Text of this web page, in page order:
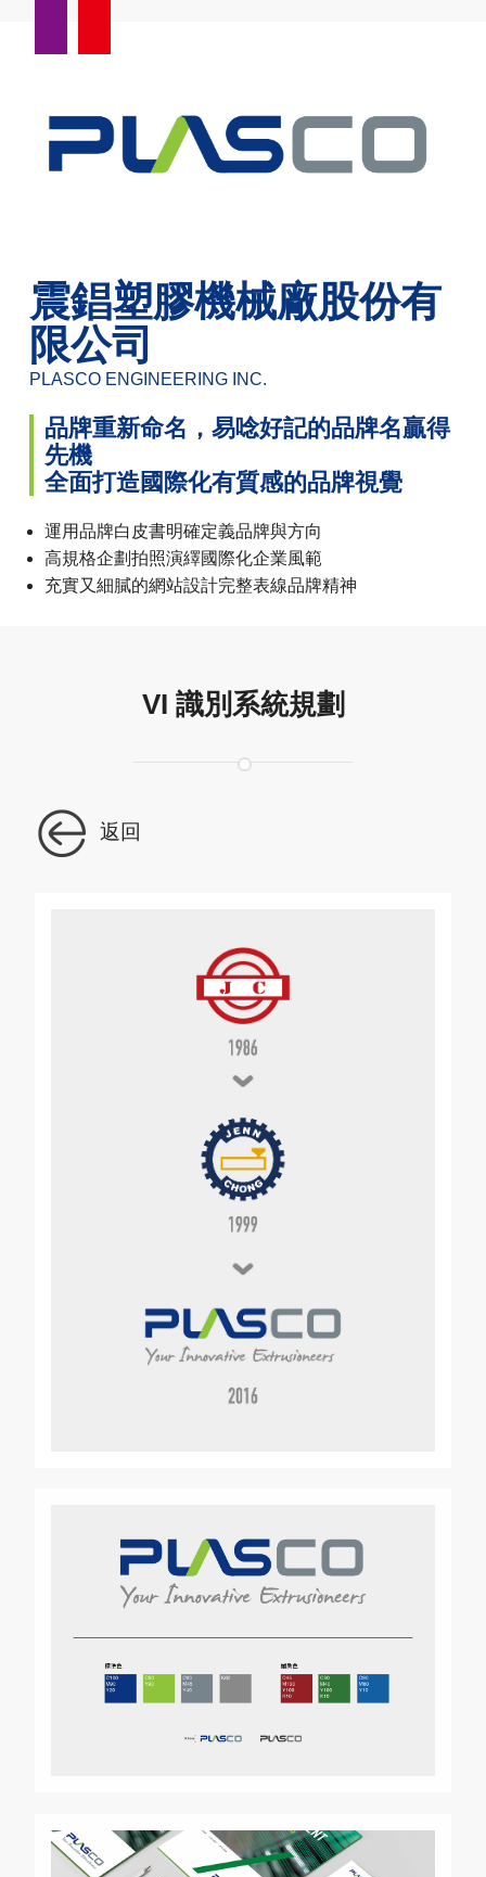
震錩塑膠機械廠股份有
限公司
PLASCO ENGINEERING INC.
品牌重新命名，易唸好記的品牌名贏得
先機
全面打造國際化有質感的品牌視覺
運用品牌白皮書明確定義品牌與方向
高規格企劃拍照演繹國際化企業風範
充實又細膩的網站設計完整表線品牌精神
VI 識別系統規劃
返回